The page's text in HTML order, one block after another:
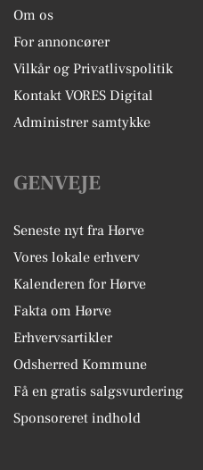
Om os
For annoncører
Vilkår og Privatlivspolitik
Kontakt VORES Digital
Administrer samtykke
GENVEJE
Seneste nyt fra Hørve
Vores lokale erhverv
Kalenderen for Hørve
Fakta om Hørve
Erhvervsartikler
Odsherred Kommune
Få en gratis salgsvurdering
Sponsoreret indhold